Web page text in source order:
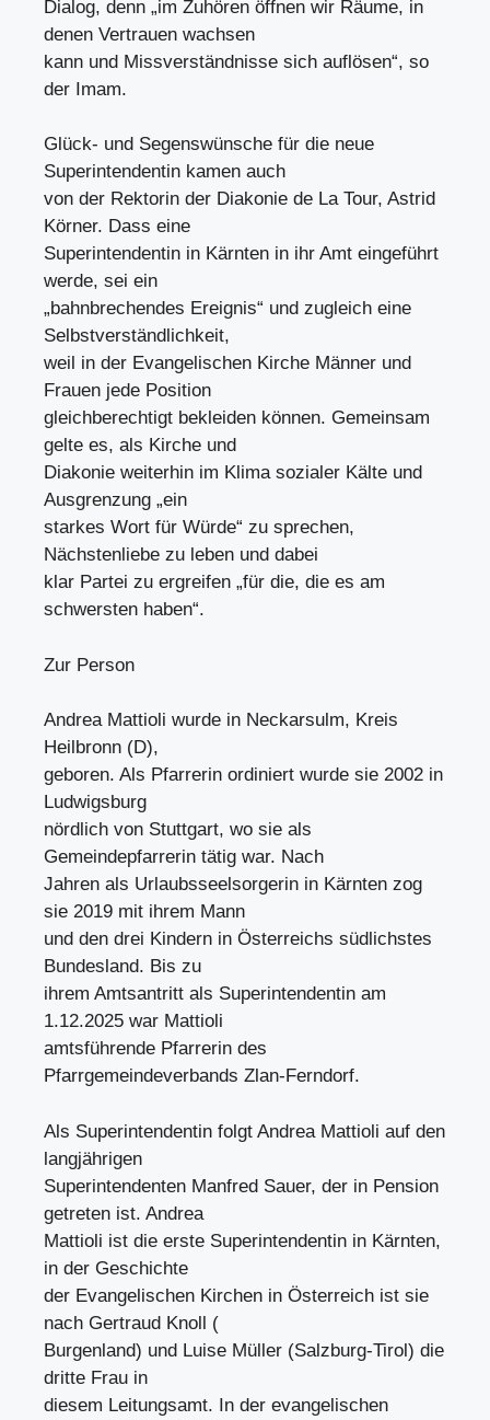
Dialog, denn „im Zuhören öffnen wir Räume, in
denen Vertrauen wachsen
kann und Missverständnisse sich auflösen“, so
der Imam.
Glück- und Segenswünsche für die neue
Superintendentin kamen auch
von der Rektorin der Diakonie de La Tour, Astrid
Körner. Dass eine
Superintendentin in Kärnten in ihr Amt eingeführt
werde, sei ein
„bahnbrechendes Ereignis“ und zugleich eine
Selbstverständlichkeit,
weil in der Evangelischen Kirche Männer und
Frauen jede Position
gleichberechtigt bekleiden können. Gemeinsam
gelte es, als Kirche und
Diakonie weiterhin im Klima sozialer Kälte und
Ausgrenzung „ein
starkes Wort für Würde“ zu sprechen,
Nächstenliebe zu leben und dabei
klar Partei zu ergreifen „für die, die es am
schwersten haben“.
Zur Person
Andrea Mattioli wurde in Neckarsulm, Kreis
Heilbronn (D),
geboren. Als Pfarrerin ordiniert wurde sie 2002 in
Ludwigsburg
nördlich von Stuttgart, wo sie als
Gemeindepfarrerin tätig war. Nach
Jahren als Urlaubsseelsorgerin in Kärnten zog
sie 2019 mit ihrem Mann
und den drei Kindern in Österreichs südlichstes
Bundesland. Bis zu
ihrem Amtsantritt als Superintendentin am
1.12.2025 war Mattioli
amtsführende Pfarrerin des
Pfarrgemeindeverbands Zlan-Ferndorf.
Als Superintendentin folgt Andrea Mattioli auf den
langjährigen
Superintendenten Manfred Sauer, der in Pension
getreten ist. Andrea
Mattioli ist die erste Superintendentin in Kärnten,
in der Geschichte
der Evangelischen Kirchen in Österreich ist sie
nach Gertraud Knoll (
Burgenland) und Luise Müller (Salzburg-Tirol) die
dritte Frau in
diesem Leitungsamt. In der evangelischen